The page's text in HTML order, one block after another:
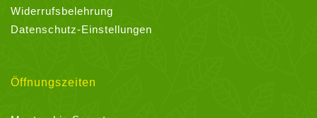
Widerrufsbelehrung
Datenschutz-Einstellungen
Öffnungszeiten